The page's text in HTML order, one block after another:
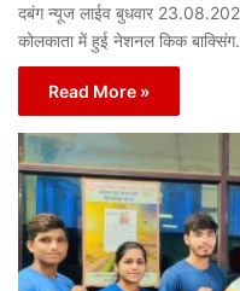
दबंग न्यूज लाईव बुधवार
कोलकाता में हुई नेशनल किक
Read More »